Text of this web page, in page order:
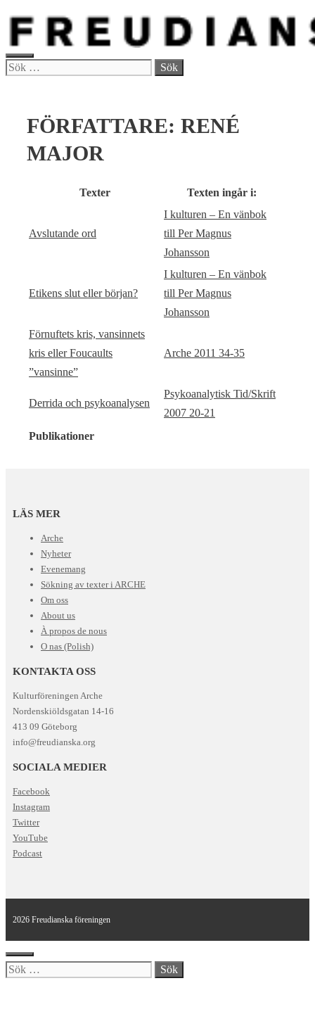
Hoppa
innehåll
MENY
Sök
FÖRFATTARE: RENÉ
MAJOR
Texter Texten ingår i:
Avslutande ord
I kulturen – En vänbok
till Per Magnus
Johansson
Etikens slut eller början?
I kulturen – En vänbok
till Per Magnus
Johansson
Förnuftets kris, vansinnets
kris eller Foucaults
”vansinne”
Arche 2011 34-35
Derrida och psykoanalysen
Psykoanalytisk Tid/Skrift
2007 20-21
Publikationer
LÄS MER
Arche
Nyheter
Evenemang
Sökning av texter i ARCHE
Om oss
About us
À propos de nous
O nas (Polish)
KONTAKTA OSS
Kulturföreningen Arche
Nordenskiöldsgatan 14-16
413 09 Göteborg
info@freudianska.org
SOCIALA MEDIER
Facebook
Instagram
Twitter
YouTube
Podcast
2026 Freudianska föreningen
Stäng
Sök